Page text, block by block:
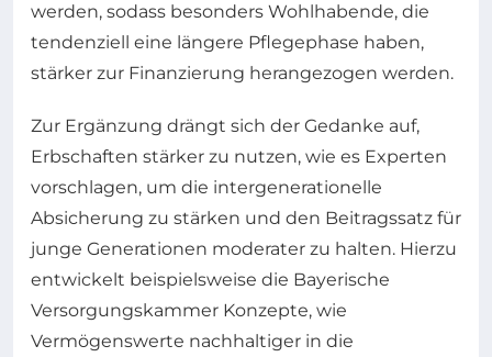
werden, sodass besonders Wohlhabende, die
tendenziell eine längere Pflegephase haben,
stärker zur Finanzierung herangezogen werden.
Zur Ergänzung drängt sich der Gedanke auf,
Erbschaften stärker zu nutzen, wie es Experten
vorschlagen, um die intergenerationelle
Absicherung zu stärken und den Beitragssatz für
junge Generationen moderater zu halten. Hierzu
entwickelt beispielsweise die Bayerische
Versorgungskammer Konzepte, wie
Vermögenswerte nachhaltiger in die